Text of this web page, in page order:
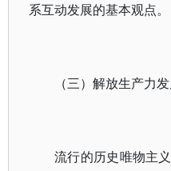
系互动发展的基本观点。
（三）解放生产力
流行的历史唯物主